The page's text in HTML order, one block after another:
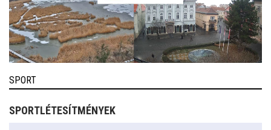
SPORT
SPORTLÉTESÍTMÉNYEK